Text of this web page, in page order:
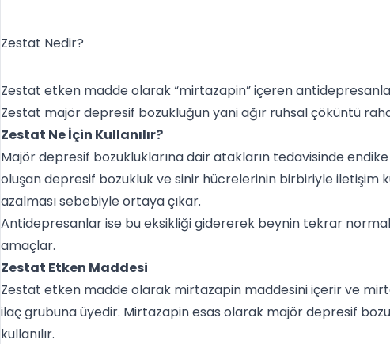
Zestat Nedir?
Zestat etken madde olarak “mirtazapin” içeren
Zestat majör depresif bozukluğun yani ağır ruhsal çöküntü
Zestat Ne İçin Kullanılır?
Majör depresif bozukluklarına dair atakların tedavisinde
oluşan depresif bozukluk ve sinir hücrelerinin birbiriyle iletişim
azalması sebebiyle ortaya çıkar.
Antidepresanlar ise bu eksikliği gidererek beynin tekrar
amaçlar.
Zestat Etken Maddesi
Zestat etken madde olarak mirtazapin maddesini içerir ve
ilaç grubuna üyedir. Mirtazapin esas olarak majör depresif
kullanılır.